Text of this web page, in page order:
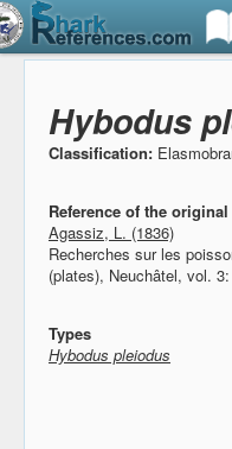
Hybodus
Classification:
Reference of the
Agassiz, L. (1836)
Recherches sur les
(plates), Neuchâtel, vol.
Types
Hybodus pleiodus